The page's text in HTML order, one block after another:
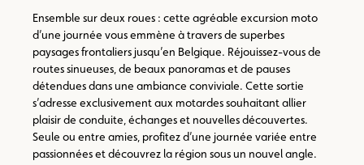
Ensemble sur deux roues : cette agréable excursion moto
d’une journée vous emmène à travers de superbes
paysages frontaliers jusqu’en Belgique. Réjouissez-vous de
routes sinueuses, de beaux panoramas et de pauses
détendues dans une ambiance conviviale. Cette sortie
s’adresse exclusivement aux motardes souhaitant allier
plaisir de conduite, échanges et nouvelles découvertes.
Seule ou entre amies, profitez d’une journée variée entre
passionnées et découvrez la région sous un nouvel angle.